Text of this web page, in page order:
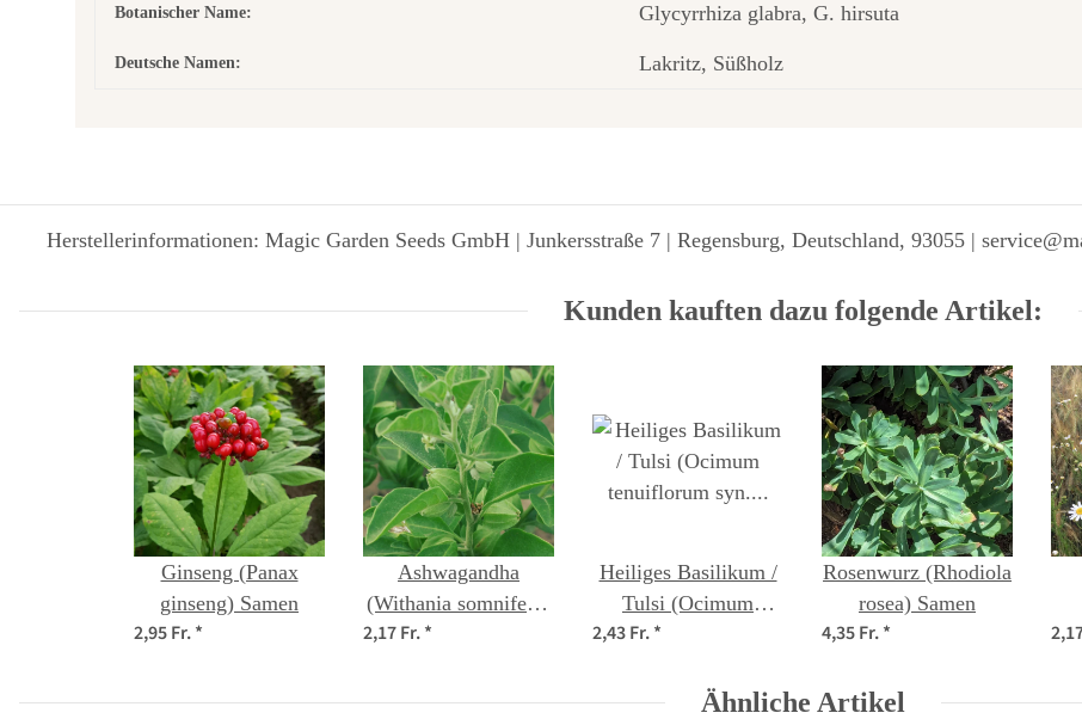
Botanischer Name: Glycyrrhiza glabra, G. hirsuta
Deutsche Namen: Lakritz, Süßholz
Herstellerinformationen: Magic Garden Seeds GmbH | Junkersstraße 7 | Regensburg, Deutschland, 93055 |
Kunden kauften dazu folgende Artikel:
Ginseng (Panax
ginseng) Samen
2,95 Fr.*
Ashwagandha
(Withania somnifera)
Samen
2,17 Fr.*
Heiliges Basilikum /
Tulsi (Ocimum
tenuiflorum syn.
2,43 Fr.*
Rosenwurz (Rhodiola
rosea) Samen
4,35 Fr.*
Ähnliche Artikel